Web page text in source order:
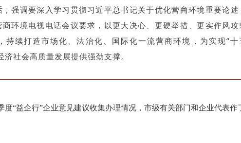
强调要深入学习贯彻习近平总书记关于优化营商环境重要论述
环境电视电话会议要求，以更大决心、更硬举措、更实作风攻
持续打造市场化、法治化、国际化一流营商环境，为实现“十
社会高质量发展提供强劲支撑。
度“益企行”企业意见建议收集办理情况，市级有关部门和企业代表作